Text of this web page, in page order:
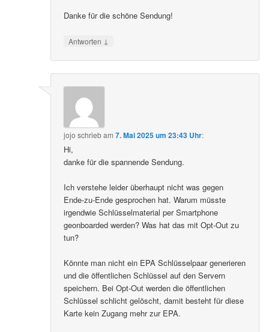
Danke für die schöne Sendung!
Antworten ↓
jojo schriebam7. Mai 2025 um 23:43 Uhr:
Hi,
danke für die spannende Sendung.
Ich verstehe leider überhaupt nicht was gegen
Ende-zu-Ende gesprochen hat. Warum müsste
irgendwie Schlüsselmaterial per Smartphone
geonboarded werden? Was hat das mit Opt-Out zu
tun?
Könnte man nicht ein EPA Schlüsselpaar generieren
und die öffentlichen Schlüssel auf den Servern
speichern. Bei Opt-Out werden die öffentlichen
Schlüssel schlicht gelöscht, damit besteht für diese
Karte kein Zugang mehr zur EPA.